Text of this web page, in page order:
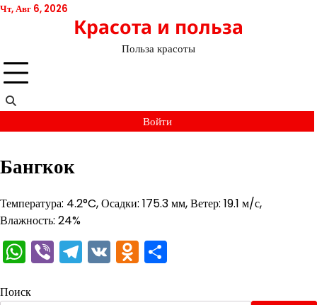
Перейти
Чт, Авг 6, 2026
Красота и польза
Польза красоты
Войти
Бангкок
Температура: 4.2°C, Осадки: 175.3 мм, Ветер: 19.1 м/с,
Влажность: 24%
WhatsApp
ViberTelegram
VKOdnoklassniki
Поиск